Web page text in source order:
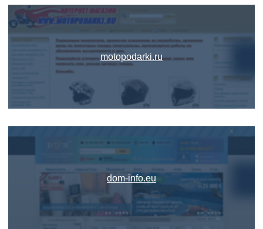
motopodarki.ru
dom-info.eu